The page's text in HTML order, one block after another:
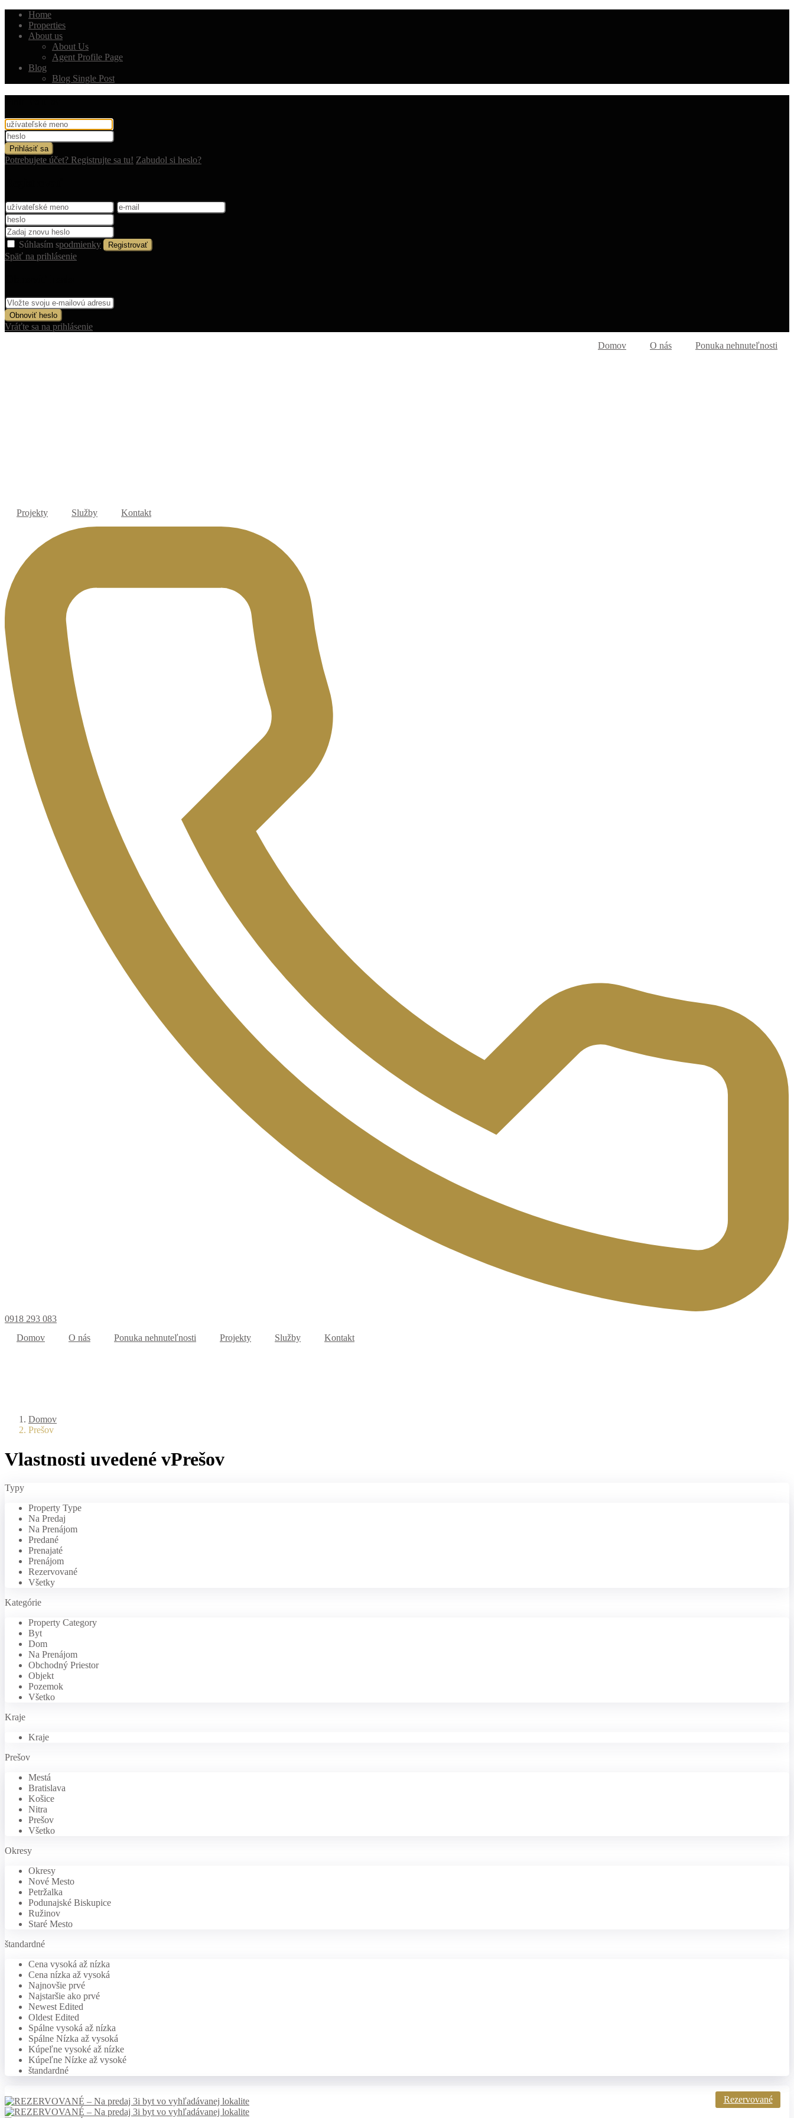
Home
Properties
About us
About Us
Agent Profile Page
Blog
Blog Single Post
Prihlásiť sa
Potrebujete účet? Registrujte sa tu! Zabudol si heslo?
Súhlasím spodmienky Registrovať
Späť na prihlásenie
Obnoviť heslo
Vráťte sa na prihlásenie
Domov
O nás Ponuka nehnuteľnosti
Projekty Služby Kontakt
0918 293 083
Domov
O nás Ponuka nehnuteľnosti Projekty Služby Kontakt
Domov
Prešov
Vlastnosti uvedené vPrešov
Typy
Property Type
Na Predaj
Na Prenájom
Predané
Prenajaté
Prenájom
Rezervované
Všetky
Kategórie
Property Category
Byt
Dom
Na Prenájom
Obchodný Priestor
Objekt
Pozemok
Všetko
Kraje
Kraje
Prešov
Mestá
Bratislava
Košice
Nitra
Prešov
Všetko
Okresy
Okresy
Nové Mesto
Petržalka
Podunajské Biskupice
Ružinov
Staré Mesto
štandardné
Cena vysoká až nízka
Cena nízka až vysoká
Najnovšie prvé
Najstaršie ako prvé
Newest Edited
Oldest Edited
Spálne vysoká až nízka
Spálne Nízka až vysoká
Kúpeľne vysoké až nízke
Kúpeľne Nízke až vysoké
štandardné
Rezervované